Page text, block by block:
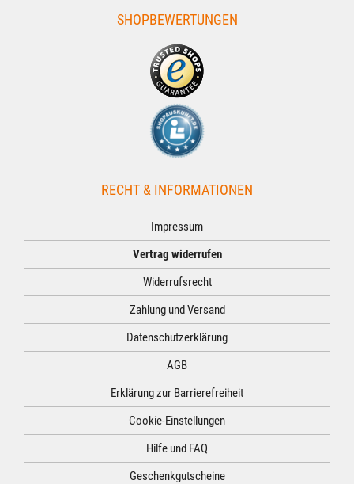
SHOPBEWERTUNGEN
RECHT & INFORMATIONEN
Impressum
Vertrag widerrufen
Widerrufsrecht
Zahlung und Versand
Datenschutzerklärung
AGB
Erklärung zur Barrierefreiheit
Cookie-Einstellungen
Hilfe und FAQ
Geschenkgutscheine